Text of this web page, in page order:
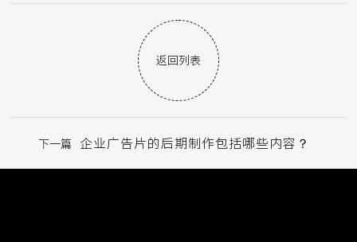
返回列表
下一篇 企业广告片的后期制作包括哪些内容？